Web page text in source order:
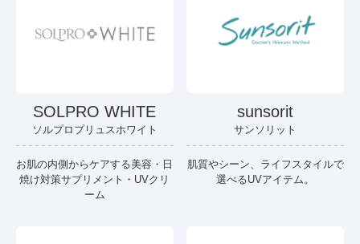
SOLPRO WHITE
ソルプロプリュスホワイト
お肌の内側からケアする美容・日
焼け対策サプリメント・UVクリ
ーム
sunsorit
サンソリット
肌質やシーン、ライフスタイルで
選べるUVアイテム。